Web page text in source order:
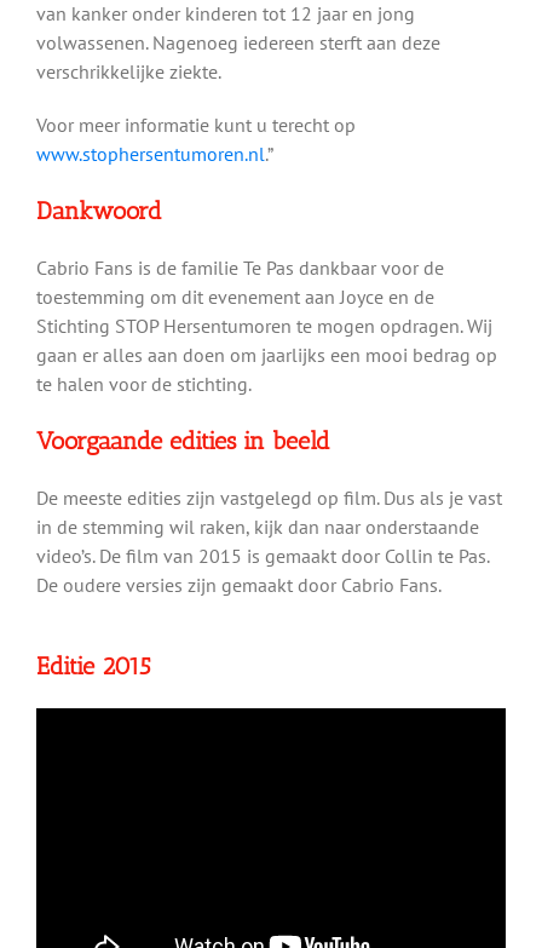
van kanker onder kinderen tot 12 jaar en jong
volwassenen. Nagenoeg iedereen sterft aan deze
verschrikkelijke ziekte.
Voor meer informatie kunt u terecht op
www.stophersentumoren.nl.”
Dankwoord
Cabrio Fans is de familie Te Pas dankbaar voor de
toestemming om dit evenement aan Joyce en de
Stichting STOP Hersentumoren te mogen opdragen. Wij
gaan er alles aan doen om jaarlijks een mooi bedrag op
te halen voor de stichting.
Voorgaande edities in beeld
De meeste edities zijn vastgelegd op film. Dus als je vast
in de stemming wil raken, kijk dan naar onderstaande
video’s. De film van 2015 is gemaakt door Collin te Pas.
De oudere versies zijn gemaakt door Cabrio Fans.
Editie 2015